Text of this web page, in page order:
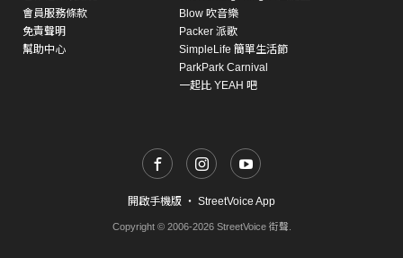
會員服務條款
免責聲明
幫助中心
Blow 吹音樂
Packer 派歌
SimpleLife 簡單生活節
ParkPark Carnival
一起比 YEAH 吧
開啟手機版 ・ StreetVoice App
Copyright © 2006-2026 StreetVoice 街聲.